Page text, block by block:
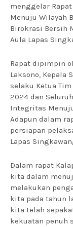
menggelar
Menuju Wilayah
Birokrasi Bersih
Aula Lapas
Rapat dipimpin
Laksono, Kepala
selaku Ketua
2024 dan
Integritas
Adapun dalam
persiapan
Lapas
Dalam rapat
kita dalam
melakukan
kita pada tahun
kita telah
kekuatan penuh